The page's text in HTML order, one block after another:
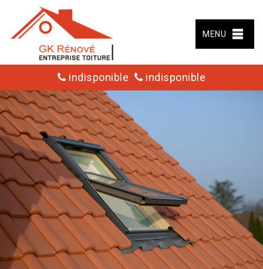
MENU
indisponible indisponible